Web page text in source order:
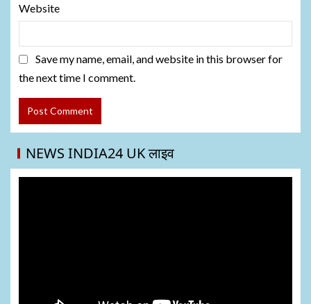
Website
Save my name, email, and website in this browser for
the next time I comment.
NEWS INDIA24 UK लाइव